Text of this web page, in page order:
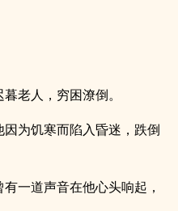
老人，穷困潦倒。
为饥寒而陷入昏迷，跌倒
一道声音在他心头响起，